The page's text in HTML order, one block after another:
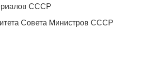
СССР
Совета Министров СССР